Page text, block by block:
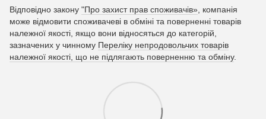
Відповідно закону "Про захист прав споживачів» , компанія
може відмовити споживачеві в обміні та поверненні товарів
належної якості, якщо вони відносяться до категорій,
зазначених у чинному Переліку непродовольчих товарів
належної якості, що не підлягають поверненню та обміну.